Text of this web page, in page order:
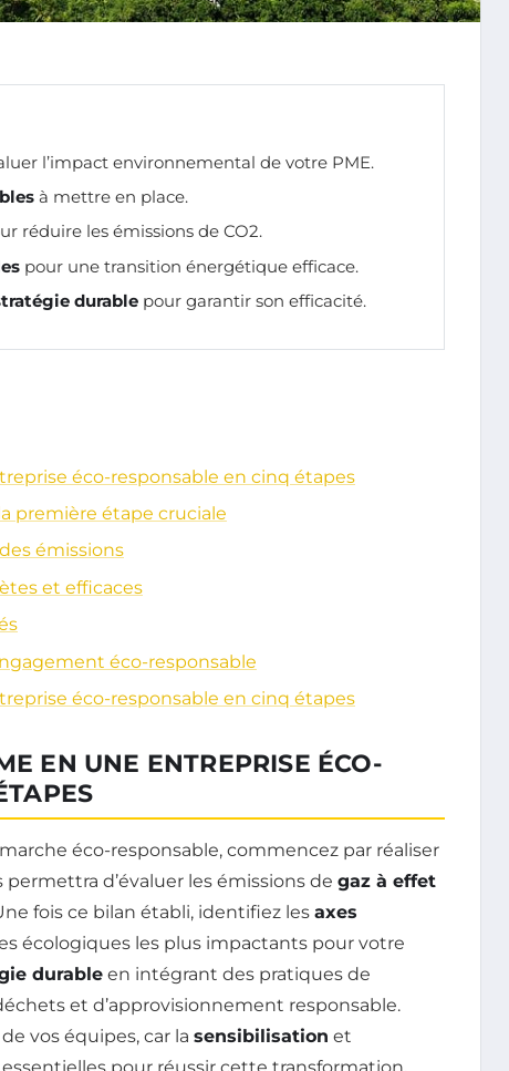
l’impact environnemental de votre PME.
à mettre en place.
réduire les émissions de CO2.
pour une transition énergétique efficace.
durable pour garantir son efficacité.
éco-responsable en cinq étapes
première étape cruciale
émissions
et efficaces
éco-responsable
éco-responsable en cinq étapes
EN UNE ENTREPRISE ÉCO-
éco-responsable, commencez par réaliser
permettra d’évaluer les émissions de gaz à effet
fois ce bilan établi, identifiez les axes
écologiques les plus impactants pour votre
durable en intégrant des pratiques de
et d’approvisionnement responsable.
vos équipes, car la sensibilisation et